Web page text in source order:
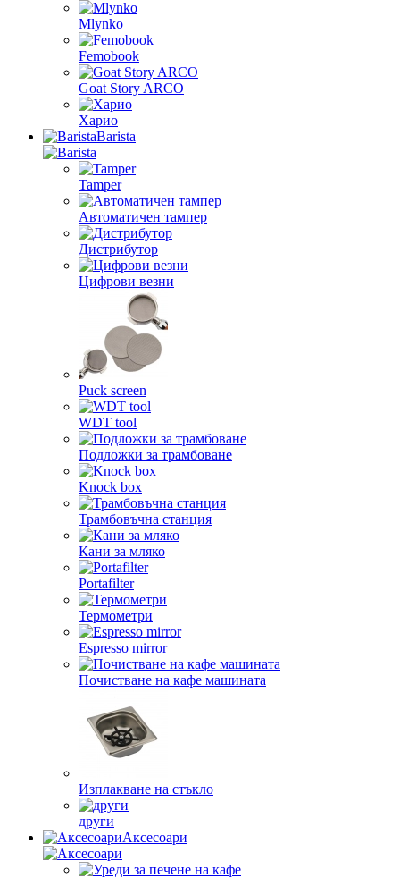
Mlynko
Femobook
Goat Story ARCO
Харио
Barista
Tamper
Автоматичен тампер
Дистрибутор
Цифрови везни
Puck screen
WDT tool
Подложки за трамбоване
Knock box
Трамбовъчна станция
Кани за мляко
Portafilter
Термометри
Espresso mirror
Почистване на кафе машината
Изплакване на стъкло
други
Аксесоари